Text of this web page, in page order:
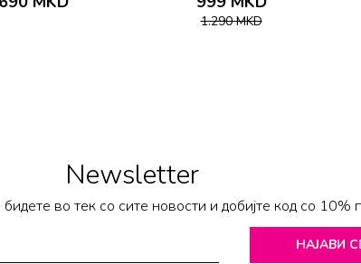
1.290MKD
Newsletter
во тек со сите новости и добијте код со 10%
НАЈАВИ